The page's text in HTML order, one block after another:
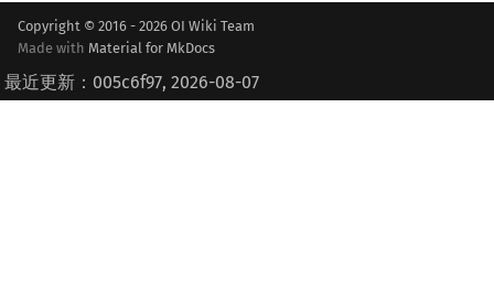
Copyright © 2016 - 2026 OI Wiki Team
Made with Material for MkDocs
最近更新：005c6f97, 2026-08-07